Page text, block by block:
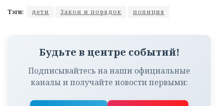
Тэги: дети Закон и порядок полиция
Будьте в центре событий!
Подписывайтесь на наши официальные
каналы и получайте новости первыми: